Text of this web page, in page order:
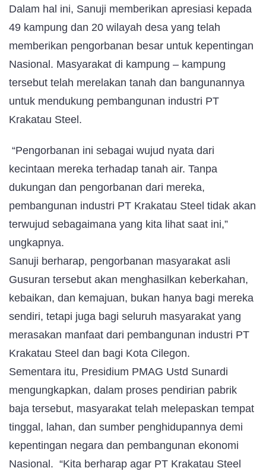
Dalam hal ini, Sanuji memberikan apresiasi kepada
49 kampung dan 20 wilayah desa yang telah
memberikan pengorbanan besar untuk kepentingan
Nasional. Masyarakat di kampung – kampung
tersebut telah merelakan tanah dan bangunannya
untuk mendukung pembangunan industri PT
Krakatau Steel.
“Pengorbanan ini sebagai wujud nyata dari
kecintaan mereka terhadap tanah air. Tanpa
dukungan dan pengorbanan dari mereka,
pembangunan industri PT Krakatau Steel tidak akan
terwujud sebagaimana yang kita lihat saat ini,”
ungkapnya.
Sanuji berharap, pengorbanan masyarakat asli
Gusuran tersebut akan menghasilkan keberkahan,
kebaikan, dan kemajuan, bukan hanya bagi mereka
sendiri, tetapi juga bagi seluruh masyarakat yang
merasakan manfaat dari pembangunan industri PT
Krakatau Steel dan bagi Kota Cilegon.
Sementara itu, Presidium PMAG Ustd Sunardi
mengungkapkan, dalam proses pendirian pabrik
baja tersebut, masyarakat telah melepaskan tempat
tinggal, lahan, dan sumber penghidupannya demi
kepentingan negara dan pembangunan ekonomi
Nasional. “Kita berharap agar PT Krakatau Steel